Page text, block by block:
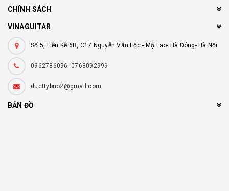
CHÍNH SÁCH
VINAGUITAR
Số 5, Liền Kề 6B, C17 Nguyễn Văn Lộc - Mộ Lao- Hà Đông- Hà Nội
0962786096- 0763092999
ducttybno2@gmail.com
BẢN ĐỒ